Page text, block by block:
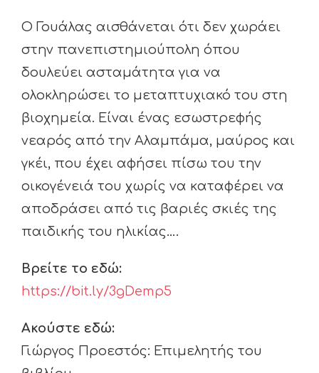
Ο Γουάλας αισθάνεται ότι δεν χωράει
στην πανεπιστημιούπολη όπου
δουλεύει ασταμάτητα για να
ολοκληρώσει το μεταπτυχιακό του στη
βιοχημεία. Είναι ένας εσωστρεφής
νεαρός από την Αλαμπάμα, μαύρος και
γκέι, που έχει αφήσει πίσω του την
οικογένειά του χωρίς να καταφέρει να
αποδράσει από τις βαριές σκιές της
παιδικής του ηλικίας….
Βρείτε το εδώ:
https://bit.ly/3gDemp5
Ακούστε εδώ:
Γιώργος Προεστός: Επιμελητής του